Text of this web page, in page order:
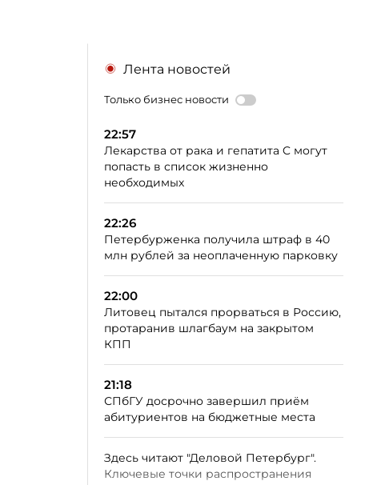
Лента новостей
Только бизнес новости
22:57
Лекарства от рака и гепатита C могут
попасть в список жизненно
необходимых
22:26
Петербурженка получила штраф в 40
млн рублей за неоплаченную парковку
22:00
Литовец пытался прорваться в Россию,
протаранив шлагбаум на закрытом
КПП
21:18
СПбГУ досрочно завершил приём
абитуриентов на бюджетные места
Здесь читают "Деловой Петербург".
Ключевые точки распространения